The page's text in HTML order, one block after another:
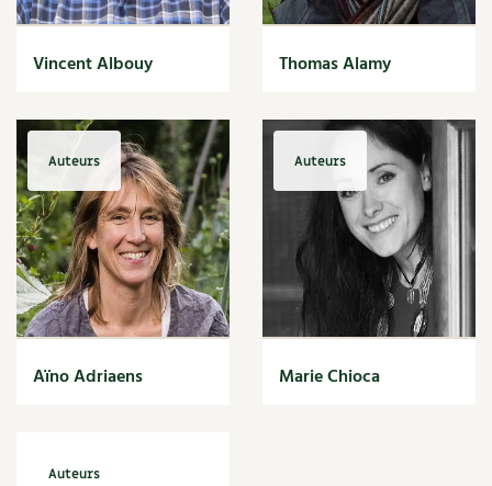
Vincent Albouy Thomas Alamy
Auteurs
Aïno Adriaens
Auteurs
Marie Chioca
Auteurs